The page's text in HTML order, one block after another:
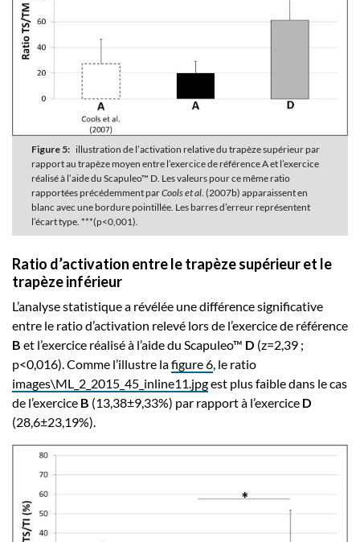
Figure 5: illustration de l’activation relative du trapèze supérieur par
rapport au trapèze moyen entre l’exercice de référence A et l’exercice
réalisé à l’aide du Scapuleo™ D. Les valeurs pour ce même ratio
rapportées précédemment parCools et al. (2007b) apparaissent en
blanc avec une bordure pointillée. Les barres d’erreur représentent
l’écart type. ***(p<0,001).
Ratio d’activation entre le trapèze supérieur et le
trapèze inférieur
L’analyse statistique a révélée une différence significative
entre le ratio d’activation relevé lors de l’exercice de référence
B et l’exercice réalisé à l’aide du Scapuleo™ D (z=2,39 ;
p<0,016). Comme l’illustre lafigure 6, le ratio
images\ML_2_2015_45_inline11.jpgest plus faible dans le cas
de l’exercice B (13,38±9,33%) par rapport à l’exercice D
(28,6±23,19%).